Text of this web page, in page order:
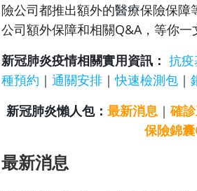
險公司都推出額外的醫療保險保障
公司額外保障和相關Q&A，等你一
新冠肺炎疫情相關實用資訊： 抗
種預約 ｜ 通關安排 ｜快速檢測包 ｜
新冠肺炎懶人包： 最新消息 ｜確
保險錦
最新消息